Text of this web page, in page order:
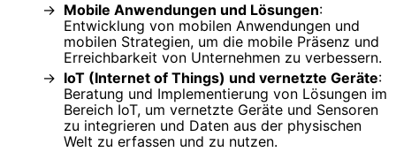
Mobile Anwendungen und Lösungen:
Entwicklung von mobilen Anwendungen und
mobilen Strategien, um die mobile Präsenz und
Erreichbarkeit von Unternehmen zu verbessern.
IoT (Internet of Things) und vernetzte Geräte:
Beratung und Implementierung von Lösungen im
Bereich IoT, um vernetzte Geräte und Sensoren
zu integrieren und Daten aus der physischen
Welt zu erfassen und zu nutzen.